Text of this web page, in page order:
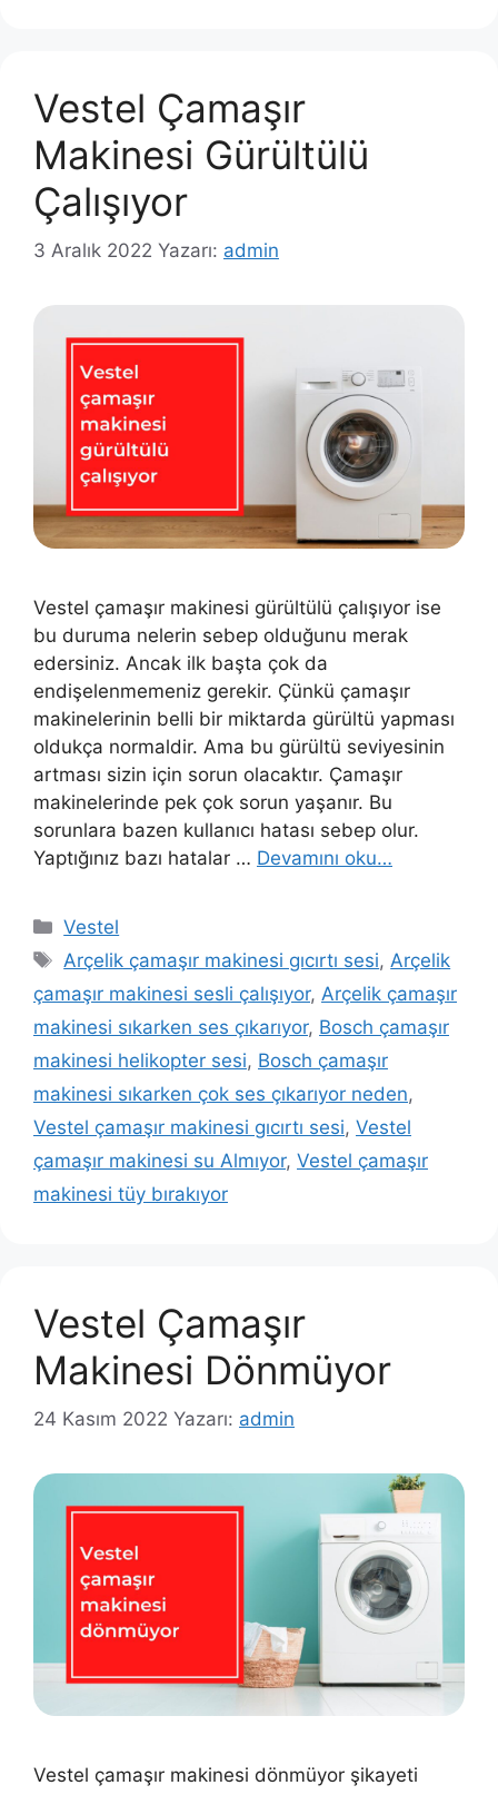
Vestel Çamaşır
Makinesi Gürültülü
Çalışıyor
3 Aralık 2022 Yazarı: admin
Vestel çamaşır makinesi gürültülü çalışıyor ise
bu duruma nelerin sebep olduğunu merak
edersiniz. Ancak ilk başta çok da
endişelenmemeniz gerekir. Çünkü çamaşır
makinelerinin belli bir miktarda gürültü yapması
oldukça normaldir. Ama bu gürültü seviyesinin
artması sizin için sorun olacaktır. Çamaşır
makinelerinde pek çok sorun yaşanır. Bu
sorunlara bazen kullanıcı hatası sebep olur.
Yaptığınız bazı hatalar … Devamını oku…
Kategoriler
Vestel
Etiketler
Arçelik çamaşır makinesi gıcırtı sesi, Arçelik
çamaşır makinesi sesli çalışıyor, Arçelik çamaşır
makinesi sıkarken ses çıkarıyor, Bosch çamaşır
makinesi helikopter sesi, Bosch çamaşır
makinesi sıkarken çok ses çıkarıyor neden,
Vestel çamaşır makinesi gıcırtı sesi, Vestel
çamaşır makinesi su Almıyor, Vestel çamaşır
makinesi tüy bırakıyor
Vestel Çamaşır
Makinesi Dönmüyor
24 Kasım 2022 Yazarı: admin
Vestel çamaşır makinesi dönmüyor şikayeti